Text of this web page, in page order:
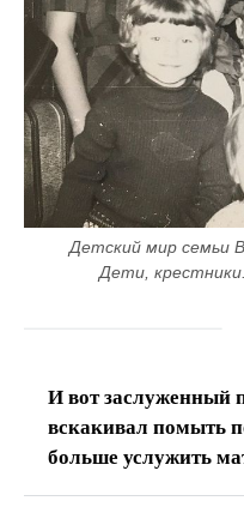
Детский мир семьи
Дети,
И вот заслуженный
вскакивал помыть
больше услужить